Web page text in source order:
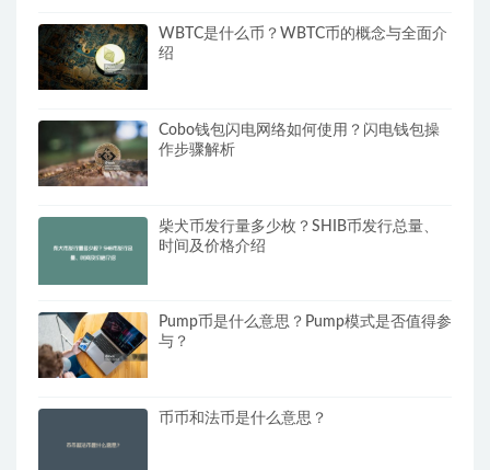
WBTC是什么币？WBTC币的概念与全面介
绍
Cobo钱包闪电网络如何使用？闪电钱包操
作步骤解析
柴犬币发行量多少枚？SHIB币发行总量、
时间及价格介绍
Pump币是什么意思？Pump模式是否值得参
与？
币币和法币是什么意思？